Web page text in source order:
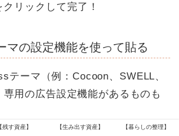
クリックして完了！
の設定機能を使って貼る
テーマ（例：Cocoon、SWELL、
用の広告設定機能があるものも
【残す資産】 【生み出す資産】 【暮らしの整理】